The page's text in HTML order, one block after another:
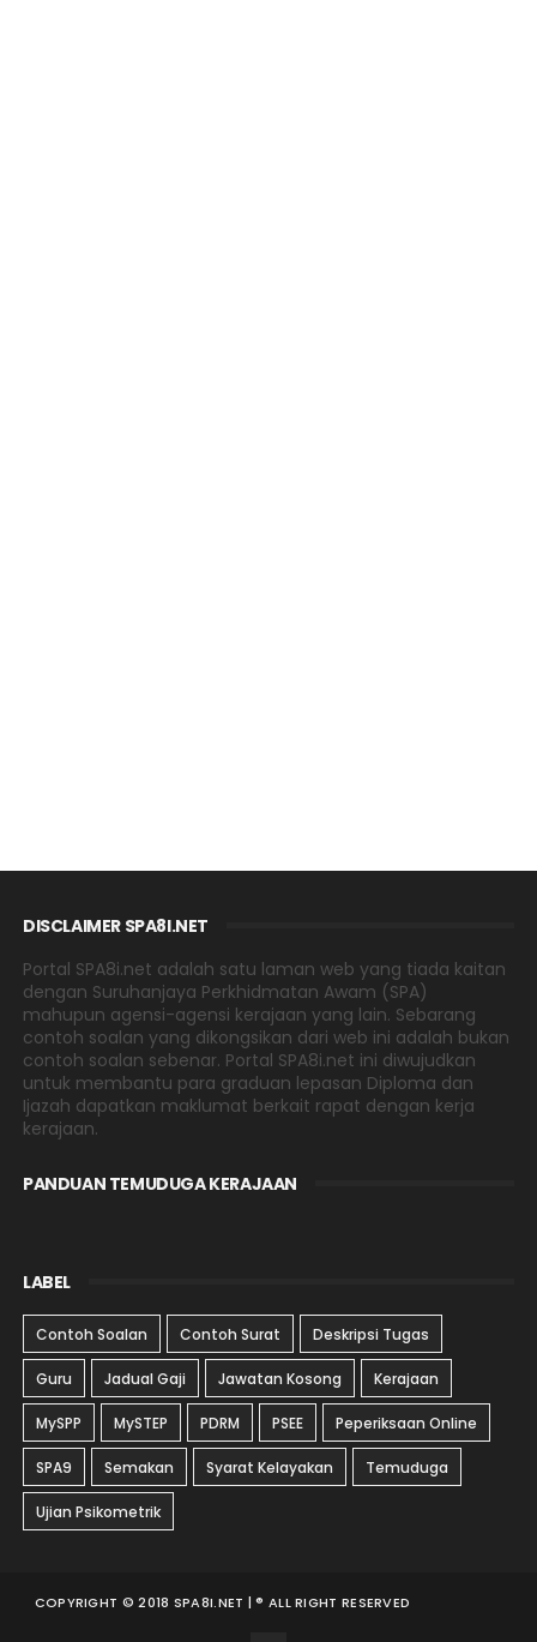
DISCLAIMER SPA8I.NET
Portal SPA8i.net adalah satu laman web yang tiada kaitan
dengan Suruhanjaya Perkhidmatan Awam (SPA)
mahupun agensi-agensi kerajaan yang lain. Sebarang
contoh soalan yang dikongsikan dari web ini adalah bukan
contoh soalan sebenar. Portal SPA8i.net ini diwujudkan
untuk membantu para graduan lepasan Diploma dan
Ijazah dapatkan maklumat berkait rapat dengan kerja
kerajaan.
PANDUAN TEMUDUGA KERAJAAN
LABEL
Contoh Soalan Contoh Surat Deskripsi Tugas
Guru Jadual Gaji Jawatan Kosong Kerajaan
MySPP MySTEP PDRM PSEE Peperiksaan Online
SPA9 Semakan Syarat Kelayakan Temuduga
Ujian Psikometrik
COPYRIGHT © 2018 SPA8I.NET | ® ALL RIGHT RESERVED